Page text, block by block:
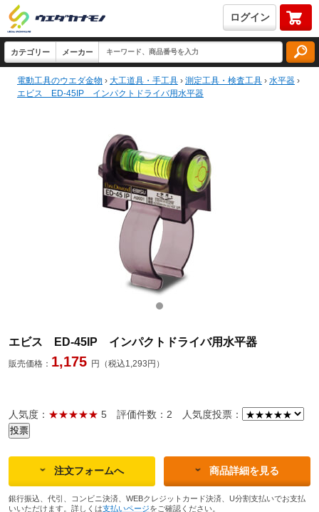
ログイン
電動工具のウエダ金物 › 大工道具・手工具 › 測定工具・検査工具 › 水平器 ›
エビス ED-45IP インパクトドライバ用水平器
エビス ED-45IP インパクトドライバ用水平器
販売価格： 1,175 円（税込1,293円）
人気度： ★★★★★ 5 評価件数：2 人気度投票：
注文フォームへ 商品詳細を見る
銀行振込、代引、コンビニ決済、WEBクレジットカード決済、U分割支払いでお支払
いいただけます。詳しくは支払いページをご確認ください。